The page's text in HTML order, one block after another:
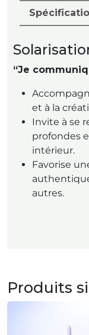
“Je
et à la
Invite à se
profondes
intérieur.
Favorise
autres.
Produits